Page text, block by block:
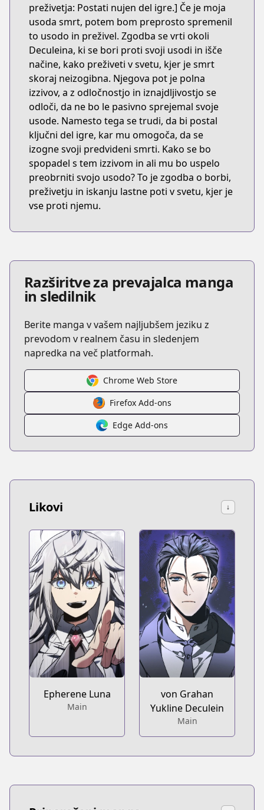
preživetja: Postati nujen del igre.] Če je moja
usoda smrt, potem bom preprosto spremenil
to usodo in preživel. Zgodba se vrti okoli
Deculeina, ki se bori proti svoji usodi in išče
načine, kako preživeti v svetu, kjer je smrt
skoraj neizogibna. Njegova pot je polna
izzivov, a z odločnostjo in iznajdljivostjo se
odloči, da ne bo le pasivno sprejemal svoje
usode. Namesto tega se trudi, da bi postal
ključni del igre, kar mu omogoča, da se
izogne svoji predvideni smrti. Kako se bo
spopadel s tem izzivom in ali mu bo uspelo
preobrniti svojo usodo? To je zgodba o borbi,
preživetju in iskanju lastne poti v svetu, kjer je
vse proti njemu.
Razširitve za prevajalca manga
in sledilnik
Berite manga v vašem najljubšem jeziku z
prevodom v realnem času in sledenjem
napredka na več platformah.
Chrome Web Store
Firefox Add-ons
Edge Add-ons
Likovi ↓
Epherene Luna
Main
von Grahan
Yukline Deculein
Main